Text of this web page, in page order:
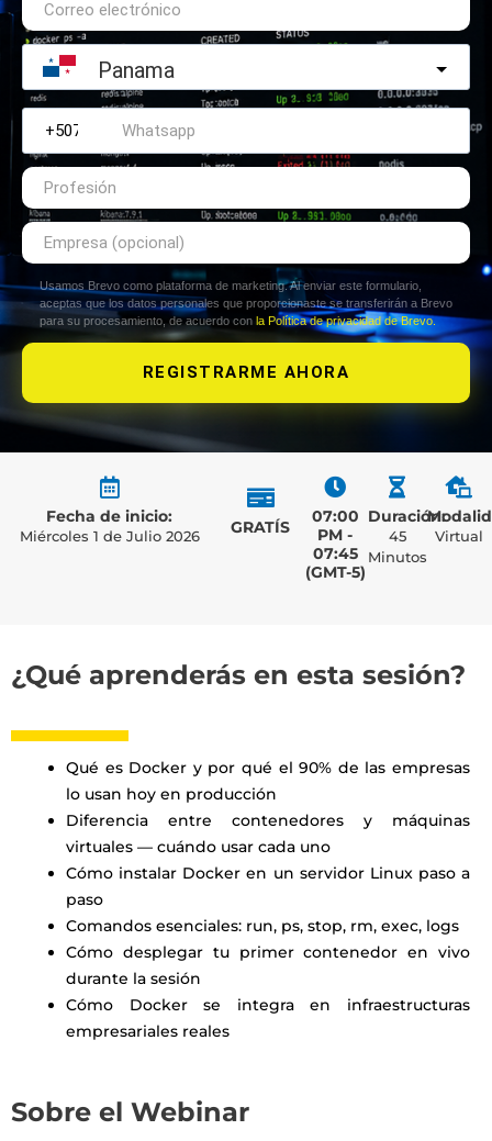
Panama
Usamos Brevo como plataforma de marketing. Al enviar este formulario,
aceptas que los datos personales que proporcionaste se transferirán a Brevo
para su procesamiento, de acuerdo con la Política de privacidad de Brevo.
REGISTRARME AHORA
Fecha de inicio:
Miércoles 1 de Julio 2026 GRATÍS
07:00
PM -
07:45
(GMT-5)
Duración:
45
Minutos
Virtual
¿Qué aprenderás en esta sesión?
Qué es Docker y por qué el 90% de las empresas
lo usan hoy en producción
Diferencia entre contenedores y máquinas
virtuales — cuándo usar cada uno
Cómo instalar Docker en un servidor Linux paso a
paso
Comandos esenciales: run, ps, stop, rm, exec, logs
Cómo desplegar tu primer contenedor en vivo
durante la sesión
Cómo Docker se integra en infraestructuras
empresariales reales
Sobre el Webinar